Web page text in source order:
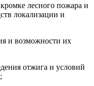
лесного пожара и
локализации и
и возможности их
отжига и условий